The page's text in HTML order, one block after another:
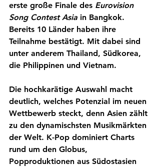
erste große Finale des Eurovision
Song Contest Asia in Bangkok.
Bereits 10 Länder haben ihre
Teilnahme bestätigt. Mit dabei sind
unter anderem Thailand, Südkorea,
die Philippinen und Vietnam.
Die hochkarätige Auswahl macht
deutlich, welches Potenzial im neuen
Wettbewerb steckt, denn Asien zählt
zu den dynamischsten Musikmärkten
der Welt. K-Pop dominiert Charts
rund um den Globus,
Popproduktionen aus Südostasien